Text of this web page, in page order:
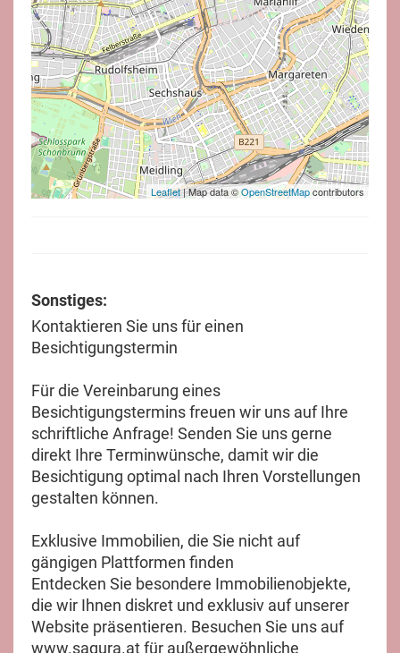
Leaflet| Map data ©OpenStreetMapcontributors
Sonstiges:
Kontaktieren Sie uns für einen
Besichtigungstermin
Für die Vereinbarung eines
Besichtigungstermins freuen wir uns auf Ihre
schriftliche Anfrage! Senden Sie uns gerne
direkt Ihre Terminwünsche, damit wir die
Besichtigung optimal nach Ihren Vorstellungen
gestalten können.
Exklusive Immobilien, die Sie nicht auf
gängigen Plattformen finden
Entdecken Sie besondere Immobilienobjekte,
die wir Ihnen diskret und exklusiv auf unserer
Website präsentieren. Besuchen Sie uns auf
www.saqura.at für außergewöhnliche